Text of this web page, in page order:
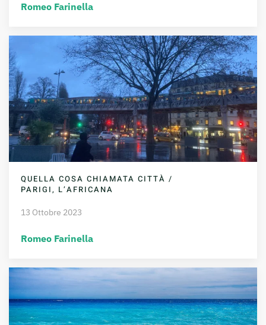
Romeo Farinella
QUELLA COSA CHIAMATA CITTÀ /
PARIGI, L’AFRICANA
13 Ottobre 2023
Romeo Farinella